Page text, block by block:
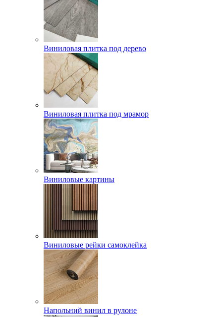
Виниловая плитка под дерево
Виниловая плитка под мрамор
Виниловые картины
Виниловые рейки самоклейка
Напольний винил в рулоне